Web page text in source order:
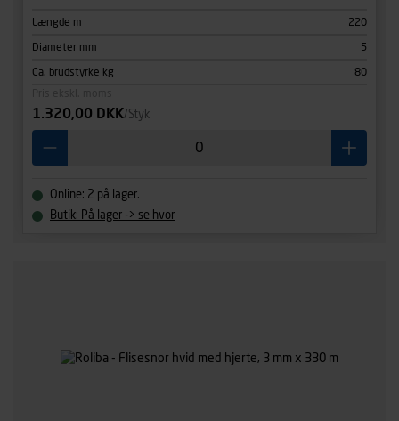
Længde m 220
Diameter mm 5
Ca. brudstyrke kg
80
1.320,00 DKK/Styk
Online: 2 på lager.
Butik: På lager -> se hvor